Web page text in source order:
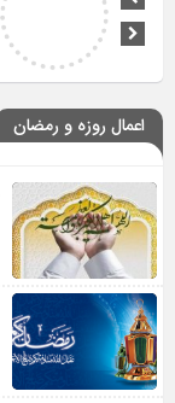
اعمال روزه و رمضان